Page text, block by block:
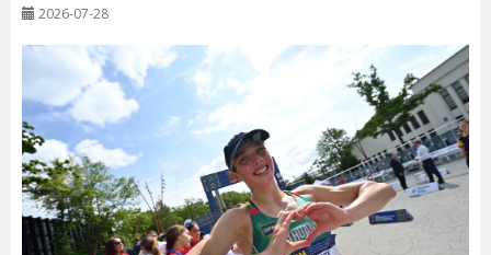
2026-07-28